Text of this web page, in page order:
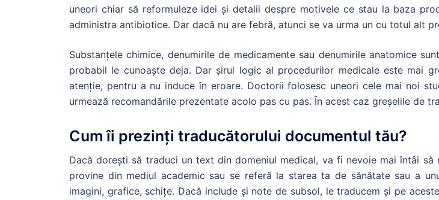
uneori chiar să reformuleze idei și detalii despre motivele ce stau la baza
administra antibiotice. Dar dacă nu are febră, atunci se va urma un cu totul alt
Substanțele chimice, denumirile de medicamente sau denumirile anatomice
probabil le cunoaște deja. Dar șirul logic al procedurilor medicale este mai
atenție, pentru a nu induce în eroare. Doctorii folosesc uneori cele mai noi
urmează recomandările prezentate acolo pas cu pas. În acest caz greșelile de
Cum îi prezinți traducătorului documentul tău?
Dacă dorești să traduci un text din domeniul medical, va fi nevoie mai întâi
provine din mediul academic sau se referă la starea ta de sănătate sau a
imagini, grafice, schițe. Dacă include și note de subsol, le traducem și pe